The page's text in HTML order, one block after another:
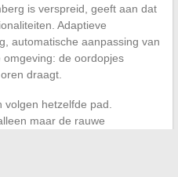
is verspreid, geeft aan dat
Adaptieve
automatische aanpassing van
de oordopjes
draagt.
volgen hetzelfde pad.
maar de rauwe